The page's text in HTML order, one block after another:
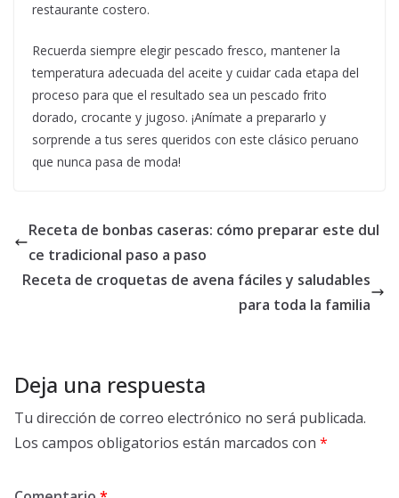
restaurante costero.
Recuerda siempre elegir pescado fresco, mantener la
temperatura adecuada del aceite y cuidar cada etapa del
proceso para que el resultado sea un pescado frito
dorado, crocante y jugoso. ¡Anímate a prepararlo y
sorprende a tus seres queridos con este clásico peruano
que nunca pasa de moda!
Receta de bonbas caseras: cómo preparar este dul
ce tradicional paso a paso
Receta de croquetas de avena fáciles y saludables
para toda la familia
Deja una respuesta
Tu dirección de correo electrónico no será publicada.
Los campos obligatorios están marcados con *